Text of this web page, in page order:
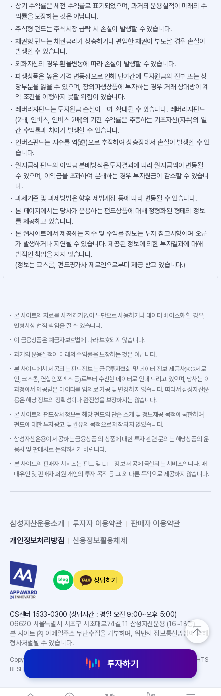
상기 수익률은 세전 수익률로 표기되었으며, 과거의 운용실적이 미래의 수
익률을 보장하는 것은 아닙니다.
주식형 펀드는 주식시장 급락 시 손실이 발생할 수 있습니다.
채권형 펀드는 채권금리가 상승하거나 편입한 채권이 부도날 경우 손실이
발생할 수 있습니다.
외화자산의 경우 환율변동에 따라 손실이 발생할 수 있습니다.
파생상품은 높은 가격 변동성으로 인해 단기간에 투자원금의 전부 또는 상
당부분을 잃을 수 있으며, 장외파생상품에 투자하는 경우 거래 상대방이 계
약 조건을 이행하지 못할 위험이 있습니다.
레버리지펀드는 투자원금 손실이 크게 확대될 수 있습니다. 레버리지펀드
(2배, 인버스, 인버스 2배)의 기간 수익률은 추종하는 기초자산(지수)의 일
간 수익률과 차이가 발생할 수 있습니다.
인버스펀드는 지수를 역(逆)으로 추적하여 상승장에서 손실이 발생할 수 있
습니다.
월지급식 펀드의 이익금 분배방식은 투자결과에 따라 월지급액이 변동될
수 있으며, 이익금을 초과하여 분배하는 경우 투자원금이 감소할 수 있습니
다.
과세기준 및 과세방법은 향후 세법개정 등에 따라 변동될 수 있습니다.
본 페이지에서는 당사가 운용하는 펀드상품에 대해 정형화된 형태의 정보
를 제공하고 있습니다.
본 웹사이트에서 제공하는 지수 및 수익률 정보는 투자 참고사항이며 오류
가 발생하거나 지연될 수 있습니다. 제공된 정보에 의한 투자결과에 대해
법적인 책임을 지지 않습니다.
(정보는 코스콤, 펀드평가사 제로인으로부터 제공 받고 있습니다.)
투자하기
본 사이트의 자료를 사전 허가없이 무단으로 사용하거나 데이터 베이스화 할 경우,
민형사상 법적 책임을 질 수 있습니다.
이 금융상품은 예금자보호법에 따라 보호되지 않습니다.
과거의 운용실적이 미래의 수익률을 보장하는 것은 아닙니다.
본 사이트에서 제공되는 펀드정보는 금융투자협회 및 데이터 정보 제공사(KG제로
인, 코스콤, 연합인포맥스 등)로부터 수신한 데이터로 안내 드리고 있으며, 당사는 이
과정에서 제공받은 데이터를 임의로 가공 및 변경하지 않습니다. 따라서 삼성자산운
용은 해당 정보의 정확성이나 완전성을 보장하지는 않습니다.
본 사이트의 펀드상세정보는 해당 펀드의 단순 소개 및 정보제공 목적에 국한하며,
펀드에 대한 투자광고 및 권유의 목적으로 제작되지 않았습니다.
삼성자산운용이 제공하는 금융상품 외 상품에 대한 투자 관련 문의는 해당상품의 운
용사 및 판매사로 문의하시기 바랍니다.
본 사이트의 판매자 서비스는 펀드 및 ETF 정보 제공에 국한되는 서비스입니다. 매
매유인 및 판매자 회원 개인의 투자 목적 등 그 외 다른 목적으로 제공하지 않습니다.
삼성자산운용소개 투자자 이용약관
판매자 이용약관
개인정보처리방침
신용정보활용체제
상담하기
CS센터 1533-0300 (상담시간 : 평일 오전 9:00~오후 5:00)
06620 서울특별시 서초구 서초대로74길 11 삼성자산운용 (16~18층)
본 사이트 內 이메일주소 무단수집을 거부하며, 위반시 정보통신망법에 의해
형사처벌될 수 있습니다.
Copyright(C) 2024 SAMSUNG ASSET MANAGEMENT CO. LTD. ALL RIGHTS
RESERVED.